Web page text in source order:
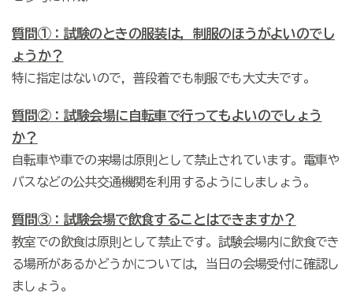
質問①：試験のときの服装は，制服のほうがよいのでし
ょうか？
特に指定はないので，普段着でも制服でも大丈夫です。
質問②：試験会場に自転車で行ってもよいのでしょう
か？
自転車や車での来場は原則として禁止されています。電車や
バスなどの公共交通機関を利用するようにしましょう。
質問③：試験会場で飲食することはできますか？
教室での飲食は原則として禁止です。試験会場内に飲食でき
る場所があるかどうかについては，当日の会場受付に確認し
ましょう。